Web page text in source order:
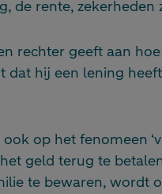
de rente,
rechter geeft aan
dat hij een lening
op het fenomeen
geld terug te
te bewaren, wordt